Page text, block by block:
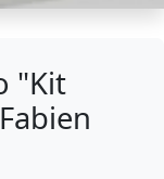
"Kit